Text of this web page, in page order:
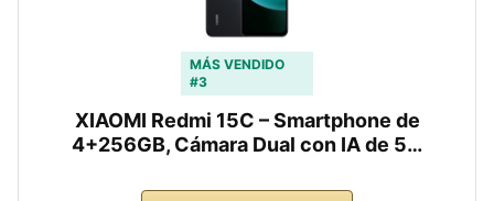
MÁS VENDIDO
#3
XIAOMI Redmi 15C – Smartphone de
4+256GB, Cámara Dual con IA de 5…